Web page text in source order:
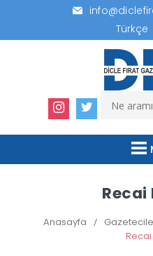
Türkçe
Recai
Anasayfa /